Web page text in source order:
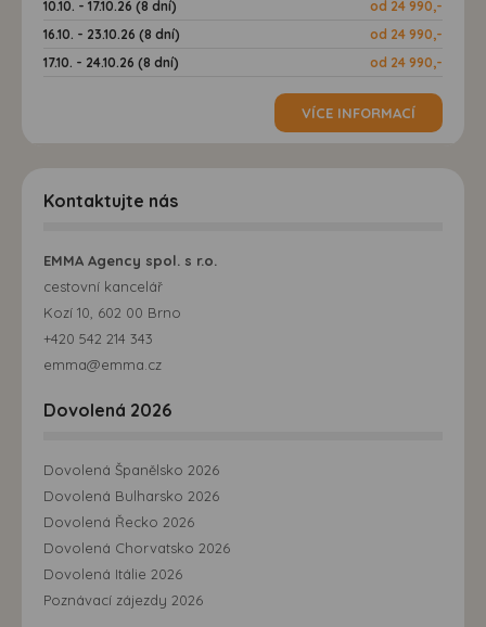
10.10. - 17.10.26 (8 dní)
od 24 990,-
16.10. - 23.10.26 (8 dní)
od 24 990,-
17.10. - 24.10.26 (8 dní)
od 24 990,-
VÍCE INFORMACÍ
Kontaktujte nás
EMMA Agency spol. s r.o.
cestovní kancelář
Kozí 10, 602 00 Brno
+420 542 214 343
emma@emma.cz
Dovolená 2026
Dovolená Španělsko 2026
Dovolená Bulharsko 2026
Dovolená Řecko 2026
Dovolená Chorvatsko 2026
Dovolená Itálie 2026
Poznávací zájezdy 2026